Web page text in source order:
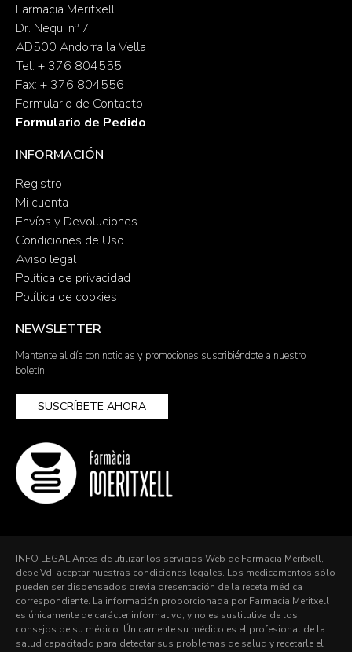
Farmacia Meritxell
Dr. Nequi nº 7
AD500 Andorra la Vella
Tel: + 376 804555
Fax: + 376 804556
Formulario de Contacto
Formulario de Pedido
INFORMACIÓN
Registro
Mi cuenta
Envíos y Devoluciones
Condiciones de Uso
Aviso legal
Política de privacidad
Política de cookies
NEWSLETTER
Mantente al día con noticias y promociones suscribiéndote a nuestro
boletín
SUSCRÍBETE AHORA
INFO LEGAL Antes de utilizar los servicios Web de Farmacia Meritxell,
debe Vd. aceptar nuestras condiciones legales. Los medicamentos sólo
pueden ser dispensados previa presentación de la receta médica
correspondiente. La información proporcionada por Farmacia Meritxell
es únicamente de carácter informativo, y no es sustitutiva de los
consejos de su médico. Únicamente su médico es el profesional de la
salud capacitado para detectar sus problemas de salud y recetarle el